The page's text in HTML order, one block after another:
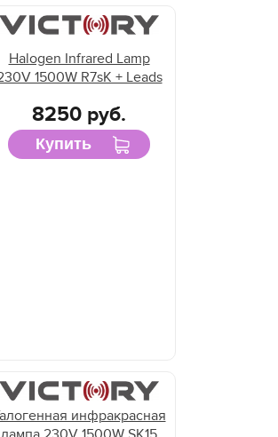
Halogen Infrared Lamp
1500W R7sK + Leads
8250 руб.
Купить
инфракрасная